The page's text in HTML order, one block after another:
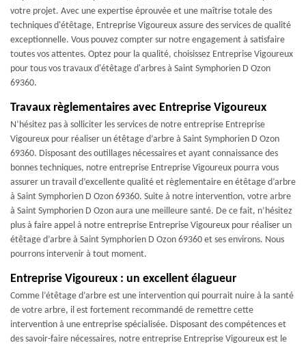
votre projet. Avec une expertise éprouvée et une maîtrise totale des
techniques d'étêtage, Entreprise Vigoureux assure des services de qualité
exceptionnelle. Vous pouvez compter sur notre engagement à satisfaire
toutes vos attentes. Optez pour la qualité, choisissez Entreprise Vigoureux
pour tous vos travaux d'étêtage d'arbres à Saint Symphorien D Ozon
69360.
Travaux règlementaires avec Entreprise Vigoureux
N’hésitez pas à solliciter les services de notre entreprise Entreprise
Vigoureux pour réaliser un étêtage d’arbre à Saint Symphorien D Ozon
69360. Disposant des outillages nécessaires et ayant connaissance des
bonnes techniques, notre entreprise Entreprise Vigoureux pourra vous
assurer un travail d’excellente qualité et règlementaire en étêtage d’arbre
à Saint Symphorien D Ozon 69360. Suite à notre intervention, votre arbre
à Saint Symphorien D Ozon aura une meilleure santé. De ce fait, n’hésitez
plus à faire appel à notre entreprise Entreprise Vigoureux pour réaliser un
étêtage d’arbre à Saint Symphorien D Ozon 69360 et ses environs. Nous
pourrons intervenir à tout moment.
Entreprise Vigoureux : un excellent élagueur
Comme l’étêtage d’arbre est une intervention qui pourrait nuire à la santé
de votre arbre, il est fortement recommandé de remettre cette
intervention à une entreprise spécialisée. Disposant des compétences et
des savoir-faire nécessaires, notre entreprise Entreprise Vigoureux est le